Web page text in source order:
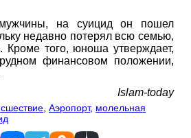
на суицид он пошел
недавно потерял всю семью,
Кроме того, юноша утверждает,
финансовом положении,
Islam-today
Аэропорт, молельная